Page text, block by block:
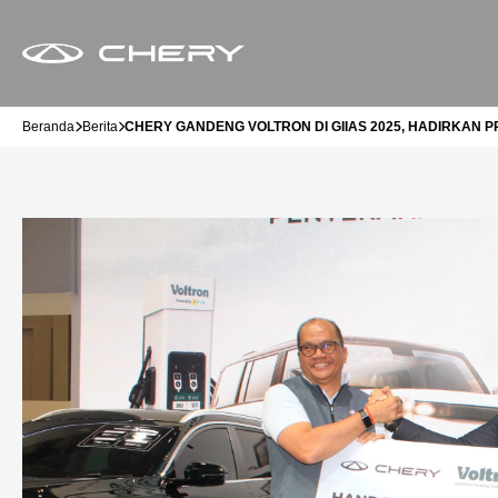
Beranda Berita CHERY GANDENG VOLTRON DI GIIAS 2025, HADIRKAN